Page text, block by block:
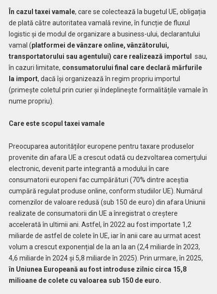
În cazul taxei vamale, care se colectează la bugetul UE, obligația
de plată către autoritatea vamală revine, în funcție de fluxul
logistic și de modul de organizare a business-ului, declarantului
vamal (platformei de vânzare online, vânzătorului,
transportatorului sau agentului) care realizează importul sau,
în cazuri limitate, consumatorului final care declară mărfurile
la import, dacă își organizează în regim propriu importul
(primește coletul prin curier și îndeplinește formalitățile vamale în
nume propriu).
Care este scopul taxei vamale
Preocuparea autorităților europene pentru taxare produselor
provenite din afara UE a crescut odată cu dezvoltarea comerțului
electronic, devenit parte integrantă a modului în care
consumatorii europeni fac cumpărături (70% dintre aceștia
cumpără regulat produse online, conform studiilor UE). Numărul
comenzilor de valoare redusă (sub 150 de euro) din afara Uniunii
realizate de consumatorii din UE a înregistrat o creștere
accelerată în ultimii ani. Astfel, în 2022 au fost importate 1,2
miliarde de astfel de colete în UE, iar în anii care au urmat acest
volum a crescut exponențial de la an la an (2,4 miliarde în 2023,
4,6 miliarde în 2024 și 5,8 miliarde în 2025). Prin urmare, în 2025,
în Uniunea Europeană au fost introduse zilnic circa 15,8
milioane de colete cu valoarea sub 150 de euro.